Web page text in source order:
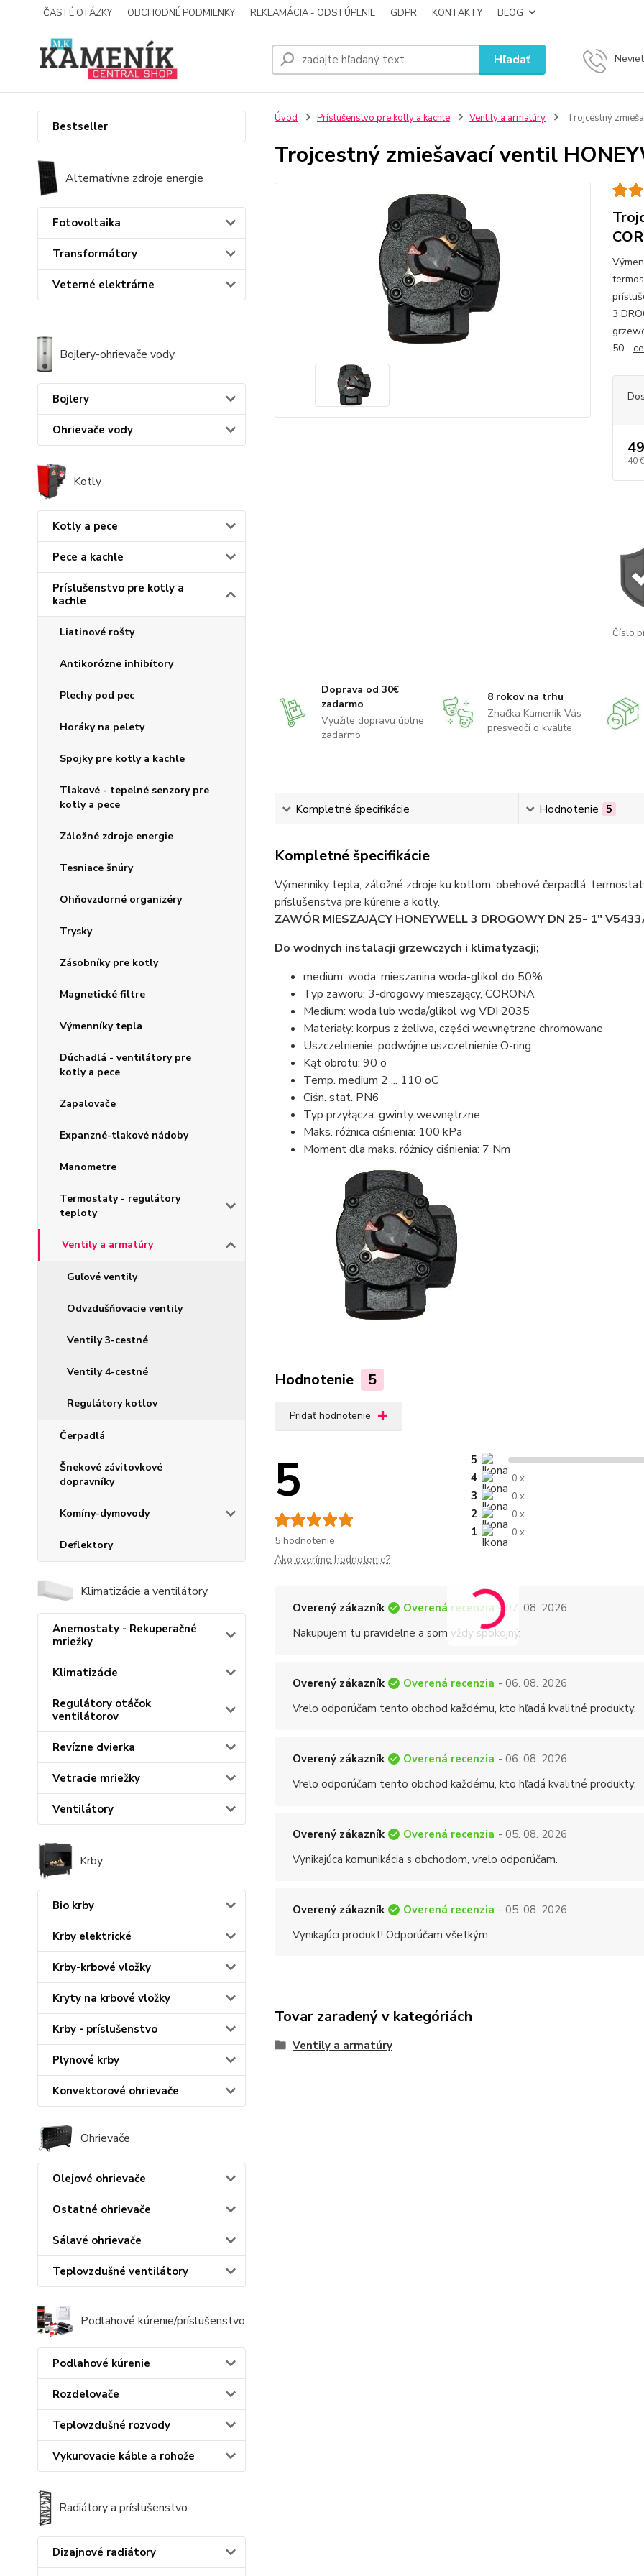
ČASTÉ OTÁZKY OBCHODNÉ PODMIENKY REKLAMÁCIA - ODSTÚPENIE GDPR KONTAKTY BLOG
Hľadať
Bestseller
Alternatívne zdroje energie
Fotovoltaika
Transformátory
Veterné elektrárne
Bojlery-ohrievače vody
Bojlery
Ohrievače vody
Kotly
Kotly a pece
Pece a kachle
Príslušenstvo pre kotly a
kachle
Liatinové rošty
Antikorózne inhibítory
Plechy pod pec
Horáky na pelety
Spojky pre kotly a kachle
Tlakové - tepelné senzory pre
kotly a pece
Záložné zdroje energie
Tesniace šnúry
Ohňovzdorné organizéry
Trysky
Zásobníky pre kotly
Magnetické filtre
Výmenníky tepla
Dúchadlá - ventilátory pre
kotly a pece
Zapalovače
Expanzné-tlakové nádoby
Manometre
Termostaty - regulátory
teploty
Ventily a armatúry
Guľové ventily
Odvzdušňovacie ventily
Ventily 3-cestné
Ventily 4-cestné
Regulátory kotlov
Čerpadlá
Šnekové závitovkové
dopravníky
Komíny-dymovody
Deflektory
Klimatizácie a ventilátory
Anemostaty - Rekuperačné
mriežky
Klimatizácie
Regulátory otáčok
ventilátorov
Revízne dvierka
Vetracie mriežky
Ventilátory
Krby
Bio krby
Krby elektrické
Krby-krbové vložky
Kryty na krbové vložky
Krby - príslušenstvo
Plynové krby
Konvektorové ohrievače
Ohrievače
Olejové ohrievače
Ostatné ohrievače
Sálavé ohrievače
Teplovzdušné ventilátory
Podlahové kúrenie/príslušenstvo
Podlahové kúrenie
Rozdelovače
Teplovzdušné rozvody
Vykurovacie káble a rohože
Radiátory a príslušenstvo
Dizajnové radiátory
Úvod Príslušenstvo pre kotly a kachle Ventily a armatúry Trojcestný
Trojcestný zmiešavací ventil
3
50...
40 €
Číslo
Doprava od 30€
zadarmo
Využite dopravu úplne
zadarmo
8 rokov na trhu
Značka Kameník Vás
presvedčí o kvalite
Kompletné špecifikácie Hodnotenie 5
Kompletné špecifikácie
Výmenniky tepla, záložné zdroje ku kotlom, obehové čerpadlá,
príslušenstva pre kúrenie a kotly.
ZAWÓR MIESZAJĄCY HONEYWELL 3 DROGOWY DN 25- 1"
Do wodnych instalacji grzewczych i klimatyzacji;
medium: woda, mieszanina woda-glikol do 50%
Typ zaworu: 3-drogowy mieszający, CORONA
Medium: woda lub woda/glikol wg VDI 2035
Materiały: korpus z żeliwa, części wewnętrzne chromowane
Uszczelnienie: podwójne uszczelnienie O-ring
Kąt obrotu: 90 o
Temp. medium 2 ... 110 oC
Ciśn. stat. PN6
Typ przyłącza: gwinty wewnętrzne
Maks. różnica ciśnienia: 100 kPa
Moment dla maks. różnicy ciśnienia: 7 Nm
Hodnotenie 5
Pridať hodnotenie
5
5 hodnotenie
5
4
0 x
3 0 x
2 0 x
1 0 x
Ako overíme hodnotenie?
Overený zákazník Overená recenzia - 07. 08. 2026
Nakupujem tu pravidelne a som vždy spokojný.
Overený zákazník Overená recenzia - 06. 08. 2026
Vrelo odporúčam tento obchod každému, kto hľadá kvalitné produkty.
Overený zákazník Overená recenzia - 06. 08. 2026
Vrelo odporúčam tento obchod každému, kto hľadá kvalitné produkty.
Overený zákazník Overená recenzia - 05. 08. 2026
Vynikajúca komunikácia s obchodom, vrelo odporúčam.
Overený zákazník Overená recenzia - 05. 08. 2026
Vynikajúci produkt! Odporúčam všetkým.
Tovar zaradený v kategóriách
Ventily a armatúry